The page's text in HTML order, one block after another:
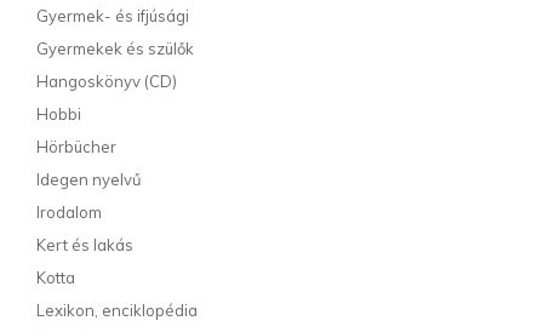
Gyermek- és ifjúsági
Gyermekek és szülők
Hangoskönyv (CD)
Hobbi
Hörbücher
Idegen nyelvű
Irodalom
Kert és lakás
Kotta
Lexikon, enciklopédia